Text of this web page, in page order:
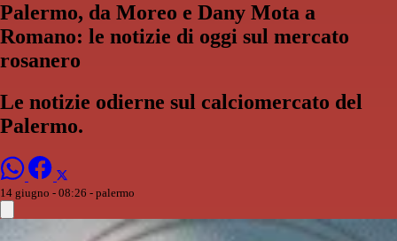
Palermo, da Moreo e Dany Mota a
Romano: le notizie di oggi sul mercato
rosanero
Le notizie odierne sul calciomercato del
Palermo.
14 giugno - 08:26 - palermo